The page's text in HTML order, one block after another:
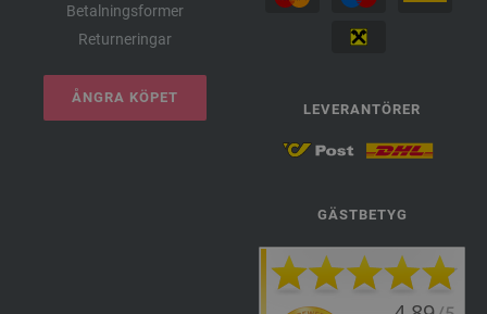
Betalningsformer
Returneringar
ÅNGRA KÖPET
LEVERANTÖRER
GÄSTBETYG